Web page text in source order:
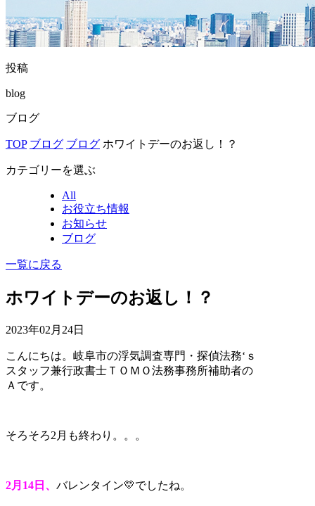
投稿
blog
ブログ
TOP ブログ ブログ ホワイトデーのお返し！？
カテゴリーを選ぶ
All
お役立ち情報
お知らせ
ブログ
一覧に戻る
ホワイトデーのお返し！？
2023年02月24日
こんにちは。岐阜市の浮気調査専門・探偵法務‘ｓ
スタッフ兼行政書士ＴＯＭＯ法務事務所補助者の
Ａです。
そろそろ2月も終わり。。。
2月14日、 バレンタイン💛でしたね。